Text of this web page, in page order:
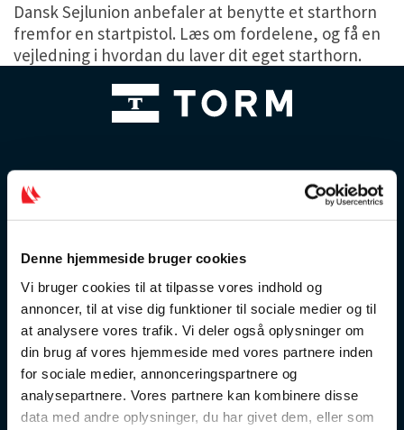
Denne hjemmeside bruger cookies
Vi bruger cookies til at tilpasse vores indhold og
annoncer, til at vise dig funktioner til sociale medier og til
at analysere vores trafik. Vi deler også oplysninger om
din brug af vores hjemmeside med vores partnere inden
for sociale medier, annonceringspartnere og
analysepartnere. Vores partnere kan kombinere disse
data med andre oplysninger, du har givet dem, eller som
Dansk Sejlunion anbefaler at benytte et starthorn
fremfor en startpistol. Læs om fordelene, og få en
vejledning i hvordan du laver dit eget starthorn.